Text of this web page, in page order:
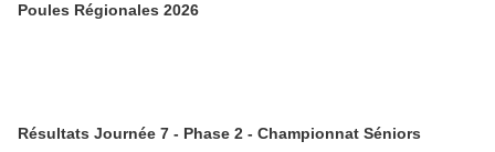
Poules Régionales 2026
Résultats Journée 7 - Phase 2 - Championnat Séniors